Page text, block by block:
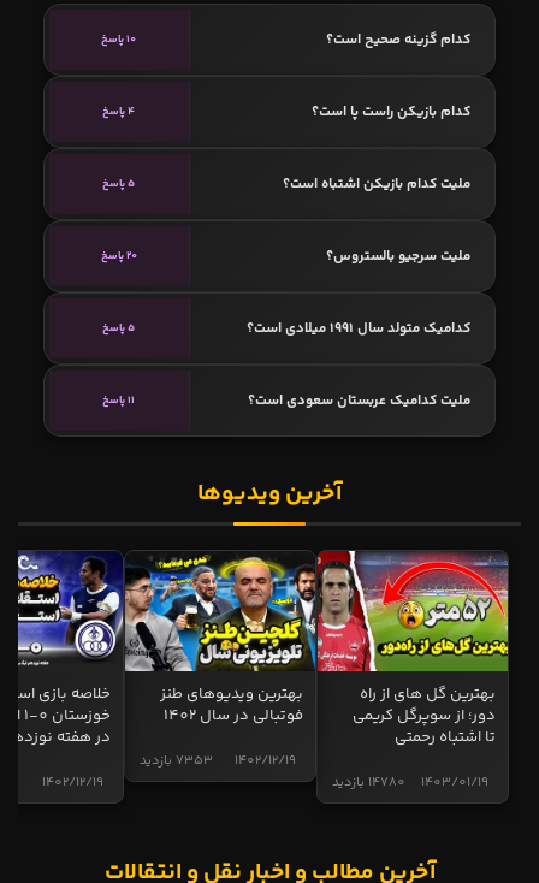
کدام گزینه صحیح است؟ 10 پاسخ
کدام بازیکن راست پا است؟ 4 پاسخ
ملیت کدام بازیکن اشتباه است؟ 5 پاسخ
ملیت سرجیو بالستروس؟ 20 پاسخ
کدامیک متولد سال 1991 میلادی است؟ 5 پاسخ
ملیت کدامیک عربستان سعودی است؟ 11 پاسخ
آخرین ویدیوها
بهترین گل های از راه
دور؛ از سوپرگل کریمی
تا اشتباه رحمتی
14780 بازدید 1403/01/19
بهترین ویدیوهای طنز
فوتبالی در سال 1402
7353 بازدید 1402/12/19
خلاصه بازی
در هفته نوزدهم
1402/12/19
آخرین مطالب و اخبار نقل و انتقالات